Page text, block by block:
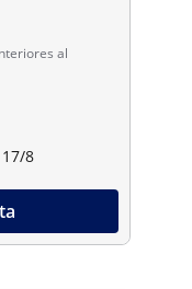
al
8